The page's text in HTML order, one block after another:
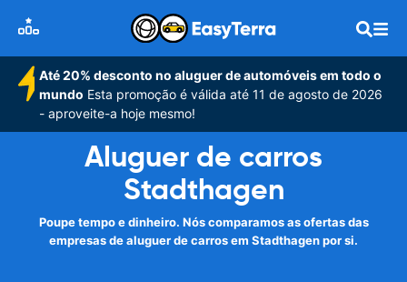
Até 20% desconto no aluguer de automóveis em todo o
mundo Esta promoção é válida até 11 de agosto de 2026
- aproveite-a hoje mesmo!
Aluguer de carros
Stadthagen
Poupe tempo e dinheiro. Nós comparamos as ofertas das
empresas de aluguer de carros em Stadthagen por si.